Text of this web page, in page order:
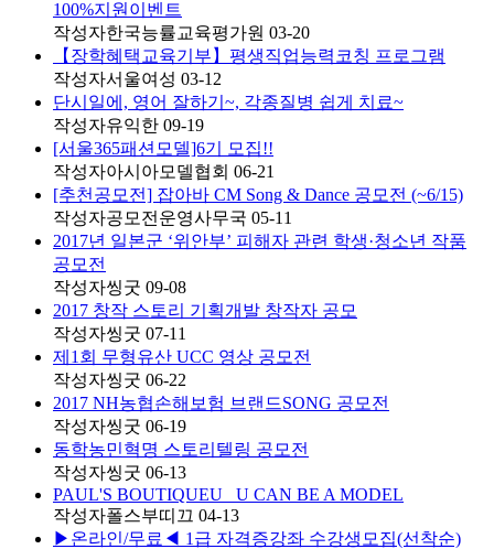
100%지원이벤트
작성자한국능률교육평가원 03-20
【장학혜택교육기부】평생직업능력코칭 프로그램
작성자서울여성 03-12
단시일에, 영어 잘하기~, 각종질병 쉽게 치료~
작성자유익한 09-19
[서울365패션모델]6기 모집!!
작성자아시아모델협회 06-21
[추천공모전] 잡아바 CM Song & Dance 공모전 (~6/15)
작성자공모전운영사무국 05-11
2017년 일본군 ‘위안부’ 피해자 관련 학생·청소년 작품
공모전
작성자씽굿 09-08
2017 창작 스토리 기획개발 창작자 공모
작성자씽굿 07-11
제1회 무형유산 UCC 영상 공모전
작성자씽굿 06-22
2017 NH농협손해보험 브랜드SONG 공모전
작성자씽굿 06-19
동학농민혁명 스토리텔링 공모전
작성자씽굿 06-13
PAUL'S BOUTIQUEU_ U CAN BE A MODEL
작성자폴스부띠끄 04-13
▶온라인/무료◀ 1급 자격증강좌 수강생모집(선착순)